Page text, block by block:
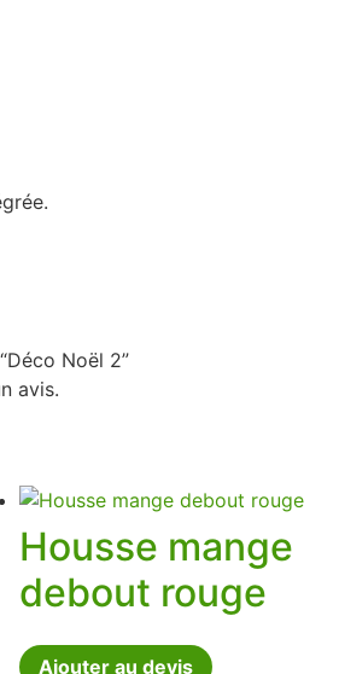
Noël 2”
avis.
Housse mange
debout rouge
Ajouter au devis